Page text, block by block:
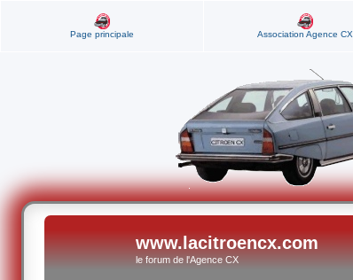
Page principale Association Agence CX
www.lacitroencx.com
le forum de l'Agence CX